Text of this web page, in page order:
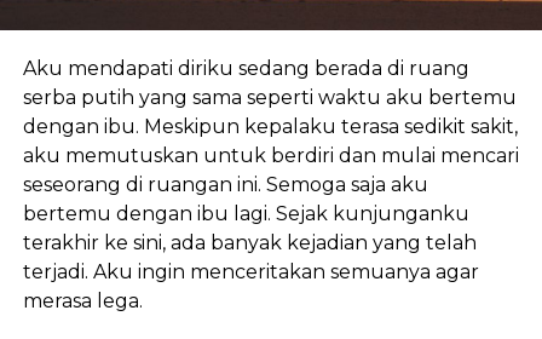
“Tapi tetap saja…” aku menggantungkan
kalimatku karena bingung harus berkata apa lagi.
Mungkin kedatanganku ke kantor polisi setelah
proses otopsi Wijaya hanya merupakan tindakan
spontanku yang masih terkejut atas apa yang baru
saja terjadi.
“Jadi, bapak ingin tetap membawa kasus ini ke
Banyak rumah sakit besar dari luar daerah yang
berusaha meyakinkan aku untuk pindah, namun
aku memutuskan untuk bertahan di rumah sakit
ini, rumah sakit yang menjadi saksi kepergian
Jessica dan Kenji.
***
Aku mendengar kematian Kenji dari Rika, ketika
aku sedang disibukkan dengan berbagai kegiatan
OSPEK yang bagiku cukup menjemukan. Diawali
Aku mendapati diriku sedang berada di ruang
serba putih yang sama seperti waktu aku bertemu
dengan ibu. Meskipun kepalaku terasa sedikit sakit,
aku memutuskan untuk berdiri dan mulai mencari
seseorang di ruangan ini. Semoga saja aku
bertemu dengan ibu lagi. Sejak kunjunganku
terakhir ke sini, ada banyak kejadian yang telah
terjadi. Aku ingin menceritakan semuanya agar
merasa lega.